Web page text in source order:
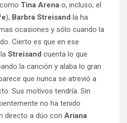
Tina Arena o, incluso, el
), Barbra Streisand la ha
ocasiones y sólo cuando la
Cierto es que en ese
Streisand cuenta lo que
la canción y alaba lo gran
que nunca se atrevió a
Sus motivos tendría. Sin
no ha tenido
directo a dúo con Ariana